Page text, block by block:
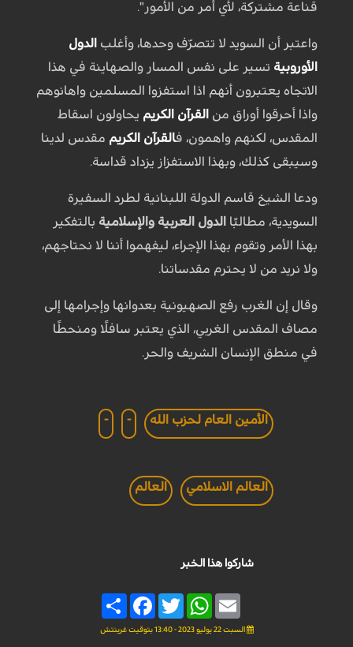
قناعة مشتركة، لأي أمر من الأمور".
واعتبر أن السويد لا تتصرّف وحدها، وأغلب الدول
الأوروبية تسير على نفس المسار والصهاينة في هذا
الاتجاه يعتبرون أنهم اذا استفزوا المسلمين واهانوهم
واذا أحرقوا أوراق من القرآن الكريم يحاولون اسقاط
المقدس، لكنهم واهمون، فالقرآن الكريم مقدس لدينا
وسيبقى كذلك، وبهذا الاستفزاز يزداد قداسة.
ودعا الشيخ قاسم الدولة اللبنانية لطرد السفيرة
السويدية، مطالبًا الدول العربية والإسلامية بالتفكير
بهذا الأمر وتقوم بهذا الإجراء، ليفهموا أننا لا نحتاجهم،
ولا نريد من لا يحترم مقدساتنا.
وقال إن الغرب رفع الصهيونية بعدوانها وإجرامها إلى
مصاف المقدس الغربي، الذي يعتبر سافلًا ومنحطًا
في منطق الإنسان الشريف والحر.
الأمين العام لحزب الله -
-
العالم الاسلامي العالم
شاركوا هذا الخبر
Share
FacebookTwitter
WhatsAppEmail
السبت 22 يوليو 2023 - 13:40 بتوقيت غرينتش